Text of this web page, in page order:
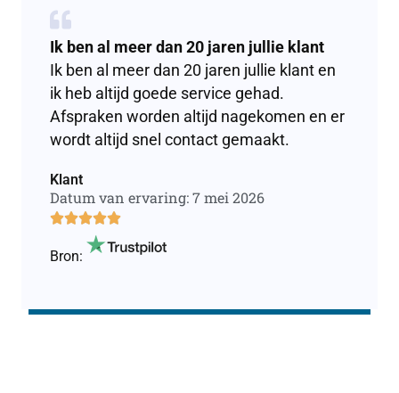
Ik ben al meer dan 20 jaren jullie klant
Ik ben al meer dan 20 jaren jullie klant en
ik heb altijd goede service gehad.
Afspraken worden altijd nagekomen en er
wordt altijd snel contact gemaakt.
Klant
Datum van ervaring: 7 mei 2026

Bron: